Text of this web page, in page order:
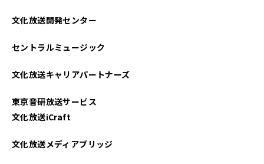
文化放送開発センター
セントラルミュージック
文化放送キャリアパートナーズ
東京音研放送サービス
文化放送iCraft
文化放送メディアブリッジ